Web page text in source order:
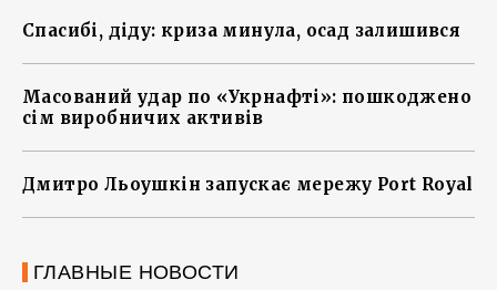
Спасибі, діду: криза минула, осад залишився
Масований удар по «Укрнафті»: пошкоджено
сім виробничих активів
Дмитро Льоушкін запускає мережу Port Royal
ГЛАВНЫЕ НОВОСТИ